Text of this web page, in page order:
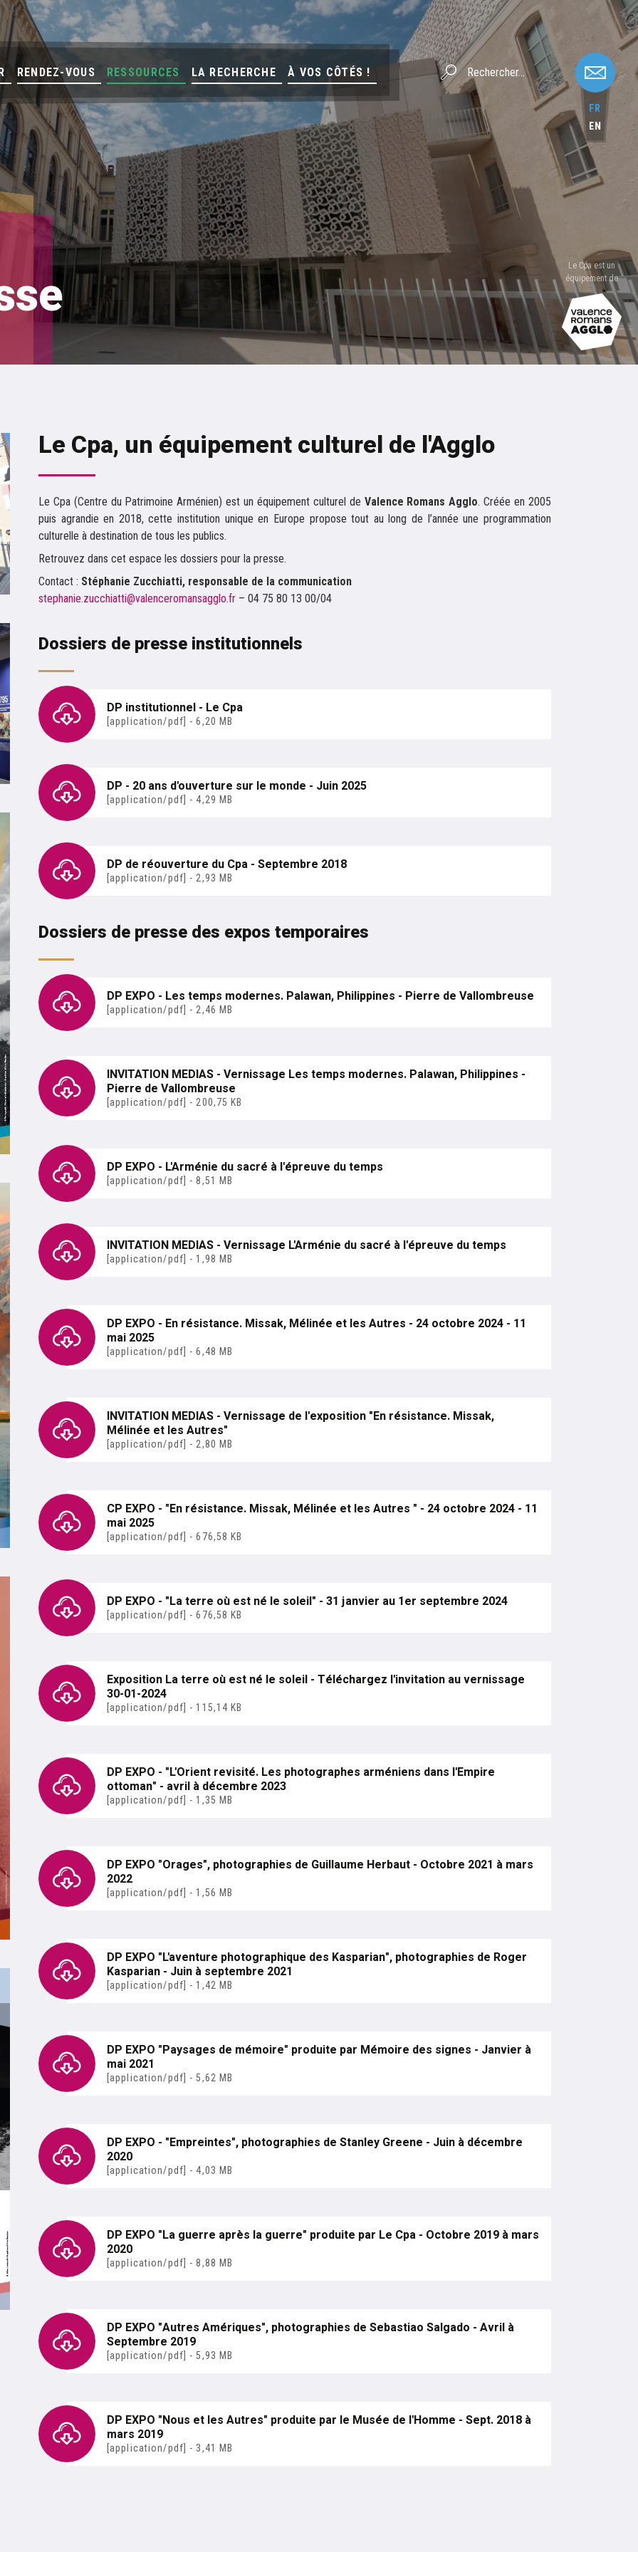
RENDEZ-VOUS RESSOURCES LA RECHERCHE À VOS CÔTÉS !
FR
EN
au 1er septembre 2024
Autres - 24 octobre 2024 - 11 mai 2025
Palawan, Philippines - Pierre de Vallombreuse
au 1er septembre 2024
au 1er septembre 2024
"En résistance. Missak, Mélinée et les Autres"
Missak, Mélinée et les Autres
l'invitation au vernissage 30-01-2024
au 1er septembre 2024
Le Cpa est un
équipement de
Le Cpa, un équipement culturel de l'Agglo
Le Cpa (Centre du Patrimoine Arménien) est un équipement culturel de Valence Romans Agglo. Créée en 2005
puis agrandie en 2018, cette institution unique en Europe propose tout au long de l’année une programmation
culturelle à destination de tous les publics.
Retrouvez dans cet espace les dossiers pour la presse.
Contact : Stéphanie Zucchiatti, responsable de la communication
stephanie.zucchiatti@valenceromansagglo.fr– 04 75 80 13 00/04
Dossiers de presse institutionnels
DP institutionnel - Le Cpa
[application/pdf] - 6,20 MB
DP - 20 ans d'ouverture sur le monde - Juin 2025
[application/pdf] - 4,29 MB
DP de réouverture du Cpa - Septembre 2018
[application/pdf] - 2,93 MB
Dossiers de presse des expos temporaires
DP EXPO - Les temps modernes. Palawan, Philippines - Pierre de Vallombreuse
[application/pdf] - 2,46 MB
INVITATION MEDIAS - Vernissage Les temps modernes. Palawan, Philippines -
Pierre de Vallombreuse
[application/pdf] - 200,75 KB
DP EXPO - L'Arménie du sacré à l'épreuve du temps
[application/pdf] - 8,51 MB
INVITATION MEDIAS - Vernissage L'Arménie du sacré à l'épreuve du temps
[application/pdf] - 1,98 MB
DP EXPO - En résistance. Missak, Mélinée et les Autres - 24 octobre 2024 - 11
mai 2025
[application/pdf] - 6,48 MB
INVITATION MEDIAS - Vernissage de l'exposition "En résistance. Missak,
Mélinée et les Autres"
[application/pdf] - 2,80 MB
CP EXPO - "En résistance. Missak, Mélinée et les Autres " - 24 octobre 2024 - 11
mai 2025
[application/pdf] - 676,58 KB
DP EXPO - "La terre où est né le soleil" - 31 janvier au 1er septembre 2024
[application/pdf] - 676,58 KB
Exposition La terre où est né le soleil - Téléchargez l'invitation au vernissage
30-01-2024
[application/pdf] - 115,14 KB
DP EXPO - "L'Orient revisité. Les photographes arméniens dans l'Empire
ottoman" - avril à décembre 2023
[application/pdf] - 1,35 MB
DP EXPO "Orages", photographies de Guillaume Herbaut - Octobre 2021 à mars
2022
[application/pdf] - 1,56 MB
DP EXPO "L'aventure photographique des Kasparian", photographies de Roger
Kasparian - Juin à septembre 2021
[application/pdf] - 1,42 MB
DP EXPO "Paysages de mémoire" produite par Mémoire des signes - Janvier à
mai 2021
[application/pdf] - 5,62 MB
DP EXPO - "Empreintes", photographies de Stanley Greene - Juin à décembre
2020
[application/pdf] - 4,03 MB
DP EXPO "La guerre après la guerre" produite par Le Cpa - Octobre 2019 à mars
2020
[application/pdf] - 8,88 MB
DP EXPO "Autres Amériques", photographies de Sebastiao Salgado - Avril à
Septembre 2019
[application/pdf] - 5,93 MB
DP EXPO "Nous et les Autres" produite par le Musée de l'Homme - Sept. 2018 à
mars 2019
[application/pdf] - 3,41 MB